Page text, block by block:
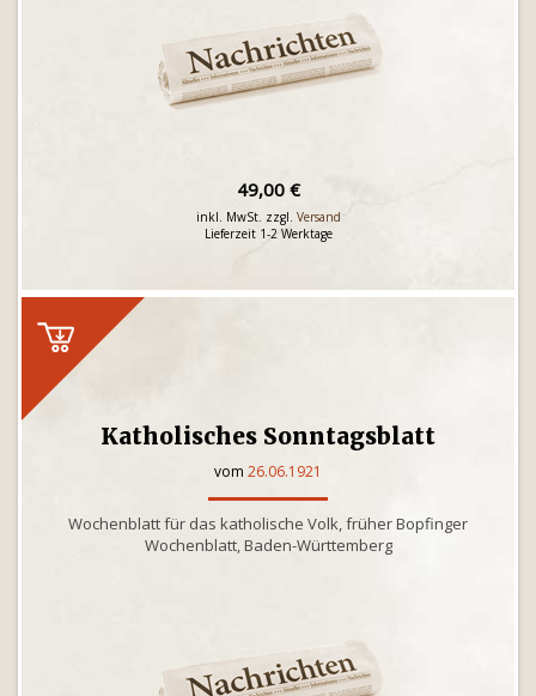
49,00 €
inkl. MwSt. zzgl. Versand
Lieferzeit 1-2 Werktage
Katholisches Sonntagsblatt
vom 26.06.1921
Wochenblatt für das katholische Volk, früher Bopfinger
Wochenblatt, Baden-Württemberg